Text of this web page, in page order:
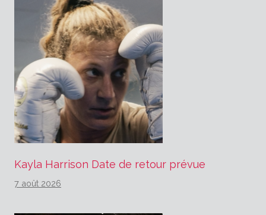
Kayla Harrison Date de retour prévue
7 août 2026